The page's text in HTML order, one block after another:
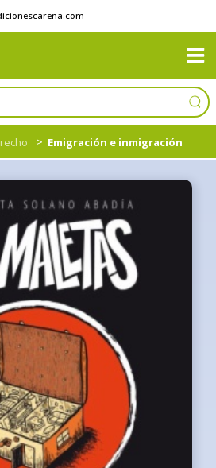
> Emigración e inmigración